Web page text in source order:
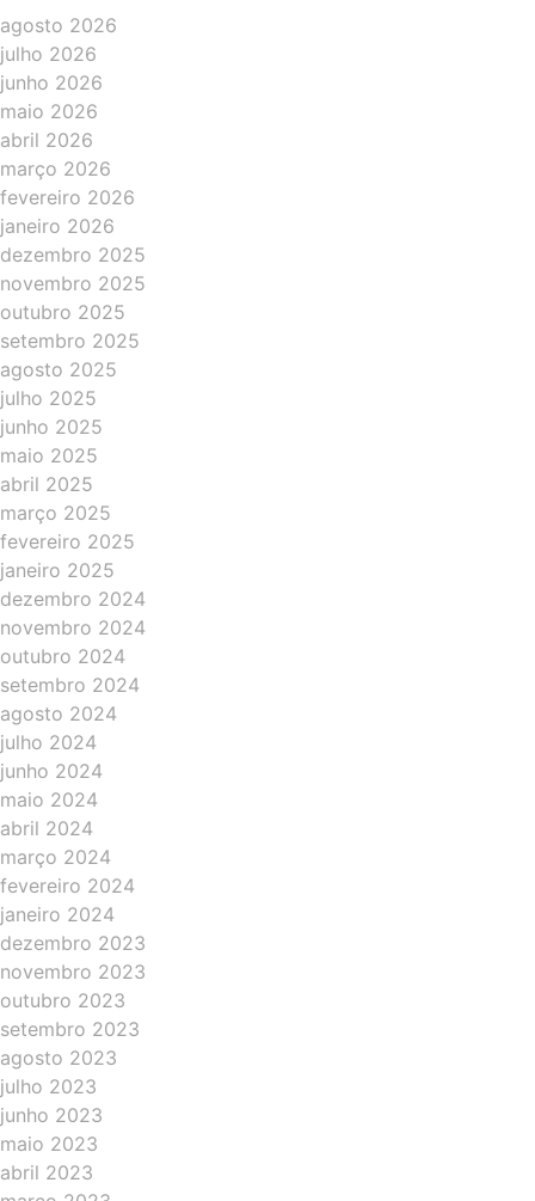
agosto 2026
julho 2026
junho 2026
maio 2026
abril 2026
março 2026
fevereiro 2026
janeiro 2026
dezembro 2025
novembro 2025
outubro 2025
setembro 2025
agosto 2025
julho 2025
junho 2025
maio 2025
abril 2025
março 2025
fevereiro 2025
janeiro 2025
dezembro 2024
novembro 2024
outubro 2024
setembro 2024
agosto 2024
julho 2024
junho 2024
maio 2024
abril 2024
março 2024
fevereiro 2024
janeiro 2024
dezembro 2023
novembro 2023
outubro 2023
setembro 2023
agosto 2023
julho 2023
junho 2023
maio 2023
abril 2023